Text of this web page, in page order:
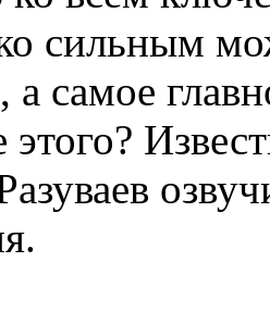
сильным
а самое
этого?